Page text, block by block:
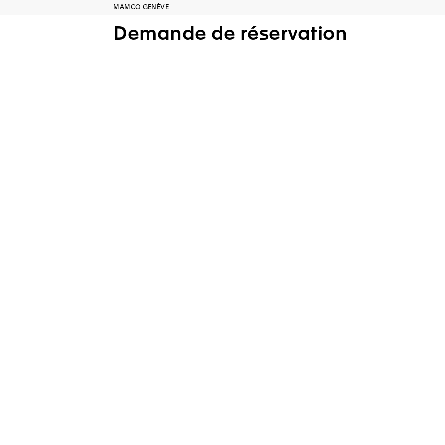
MAMCO GENÈVE
Demande de réservation